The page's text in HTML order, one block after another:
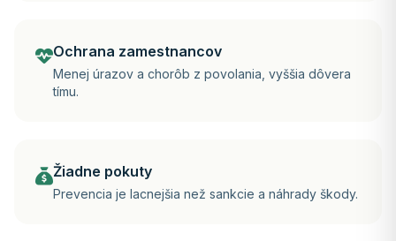
Ochrana zamestnancov
Menej úrazov a chorôb z povolania, vyššia dôvera
tímu.
Žiadne pokuty
Prevencia je lacnejšia než sankcie a náhrady škody.